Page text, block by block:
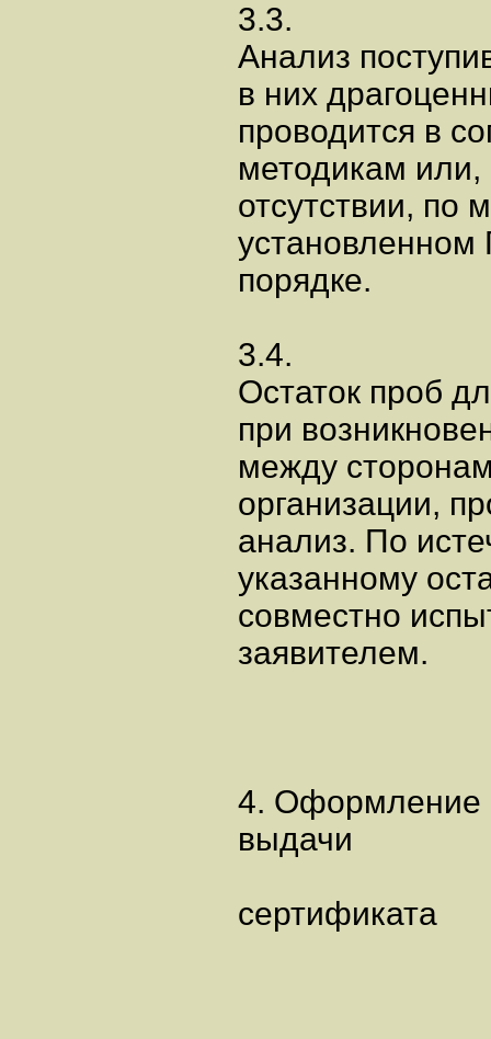
3.3.
Анализ
в них
проводится в
методикам или,
отсутствии, по
установленном
порядке.
3.4.
Остаток проб
при
между
организации,
анализ. По
указанному
совместно
заявителем.
4. Оформление
выдачи
сертификата